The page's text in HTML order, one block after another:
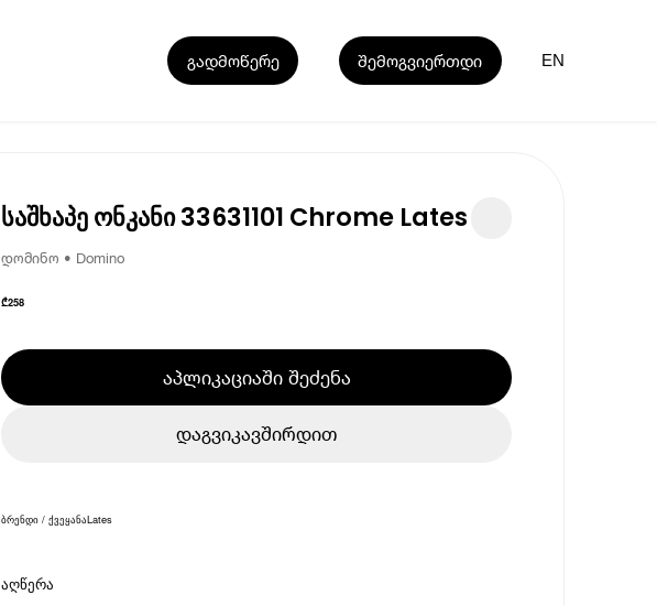
გადმოწერე შემოგვიერთდი EN
საშხაპე ონკანი 33631101 Chrome Lates
დომინო • Domino
₾258
აპლიკაციაში შეძენა
დაგვიკავშირდით
ბრენდი / ქვეყანაLates
აღწერა